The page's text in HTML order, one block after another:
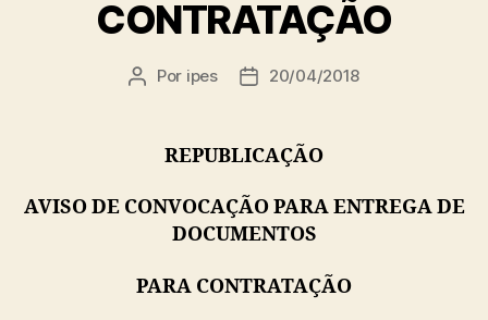
CONTRATAÇÃO
Autor
Por ipes
Data20/04/2018
REPUBLICAÇÃO
AVISO DE CONVOCAÇÃO PARA ENTREGA DE
DOCUMENTOS
PARA CONTRATAÇÃO